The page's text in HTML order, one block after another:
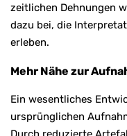
zeitlichen Dehnungen
dazu bei, die
erleben.
Mehr Nähe zur
Ein wesentliches
ursprünglichen